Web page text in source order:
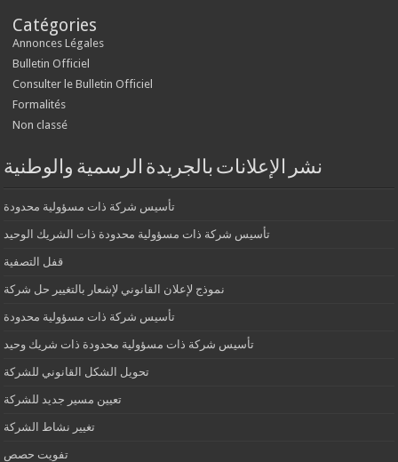
Catégories
Annonces Légales
Bulletin Officiel
Consulter le Bulletin Officiel
Formalités
Non classé
نشر الإعلانات بالجريدة الرسمية والوطنية
تأسيس شركة ذات مسؤولية محدودة
تأسيس شركة ذات مسؤولية محدودة ذات الشريك الوحيد
قفل التصفية
نموذج لإعلان القانوني لإشعار بالتغيير حل شركة
تأسيس شركة ذات مسؤولية محدودة
تأسيس شركة ذات مسؤولية محدودة ذات شريك وحيد
تحويل الشكل القانوني للشركة
تعيين مسير جديد للشركة
تغيير نشاط الشركة
تفويت حصص